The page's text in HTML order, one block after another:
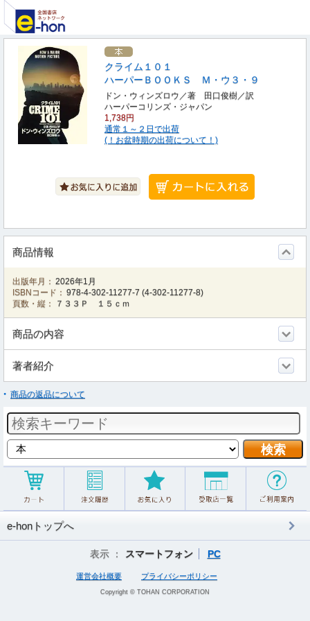
クライム１０１
ハーパーＢＯＯＫＳ Ｍ・ウ３・９
ドン・ウィンズロウ／著 田口俊樹／訳
ハーパーコリンズ・ジャパン
1,738円
通常１～２日で出荷
(！お盆時期の出荷について！)
商品情報
出版年月： 2026年1月
ISBNコード： 978-4-302-11277-7 (4-302-11277-8)
頁数・縦：
７３３Ｐ １５ｃｍ
商品の内容
著者紹介
商品の返品について
e-honトップへ
表示 ： スマートフォン PC
運営会社概要 プライバシーポリシー
Copyright © TOHAN CORPORATION